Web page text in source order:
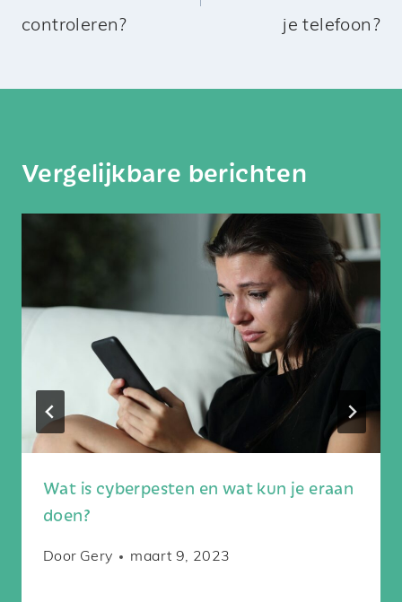
controleren?
je telefoon?
Vergelijkbare berichten
Wat is cyberpesten en wat kun je eraan
doen?
Door Gery maart 9, 2023